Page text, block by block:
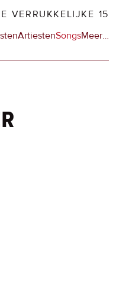
VERRUKKELIJKE 15
ArtiestenSongsMeerop
…